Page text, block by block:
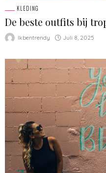
KLEDING
De beste outfits bij
Ikbentrendy Juli 8, 2025